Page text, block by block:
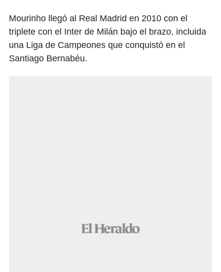
Mourinho llegó al Real Madrid en 2010 con el
triplete con el Inter de Milán bajo el brazo, incluida
una Liga de Campeones que conquistó en el
Santiago Bernabéu.